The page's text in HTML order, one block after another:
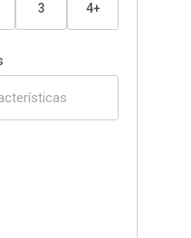
3 4+